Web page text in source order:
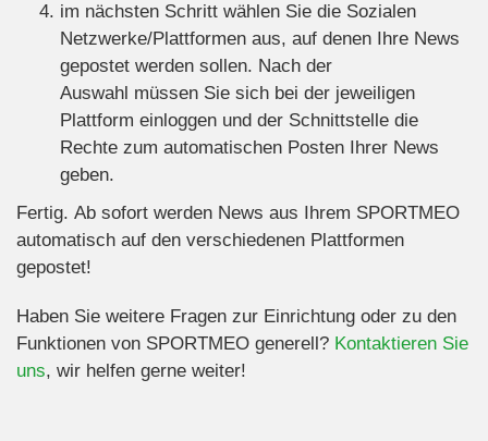
im nächsten Schritt wählen Sie die Sozialen
Netzwerke/Plattformen aus, auf denen Ihre News
gepostet werden sollen. Nach der
Auswahl müssen Sie sich bei der jeweiligen
Plattform einloggen und der Schnittstelle die
Rechte zum automatischen Posten Ihrer News
geben.
Fertig. Ab sofort werden News aus Ihrem SPORTMEO
automatisch auf den verschiedenen Plattformen
gepostet!
Haben Sie weitere Fragen zur Einrichtung oder zu den
Funktionen von SPORTMEO generell? Kontaktieren Sie
uns, wir helfen gerne weiter!